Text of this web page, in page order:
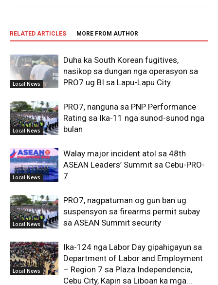
RELATED ARTICLES MORE FROM AUTHOR
Local News
Duha ka South Korean fugitives,
nasikop sa dungan nga operasyon sa
PRO7 ug BI sa Lapu-Lapu City
Local News
PRO7, nanguna sa PNP Performance
Rating sa Ika-11 nga sunod-sunod nga
bulan
Local News
Walay major incident atol sa 48th
ASEAN Leaders’ Summit sa Cebu-PRO-
7
Local News
PRO7, nagpatuman og gun ban ug
suspensyon sa firearms permit subay
sa ASEAN Summit security
Local News
Ika-124 nga Labor Day gipahigayun sa
Department of Labor and Employment
– Region 7 sa Plaza Independencia,
Cebu City, Kapin sa Liboan ka mga...